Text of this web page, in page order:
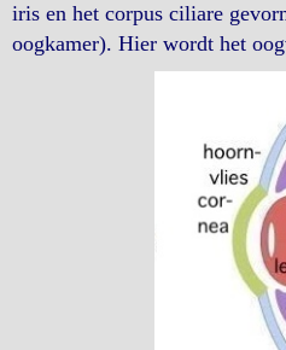
iris en het corpus ciliare
oogkamer). Hier wordt het